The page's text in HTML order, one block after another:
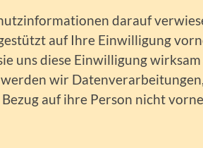
darauf
auf Ihre Einwilligung
uns diese Einwilligung
wir
auf ihre Person nicht